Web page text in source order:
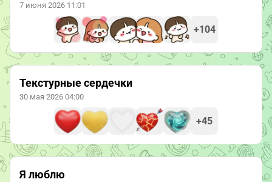
7 июня 2026 11:01
+104
Текстурные сердечки
30 мая 2026 04:00
+45
Я люблю